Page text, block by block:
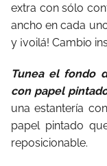
extra con sólo
ancho en cada
y ¡voilá! Cambio
Tunea el fondo
con papel
una estantería
papel pintado
reposicionable.